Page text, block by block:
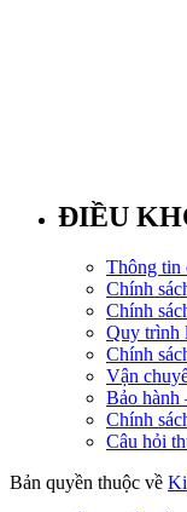
ĐIỀU
Thông tin
Chính
Chính
Quy trình
Chính
Vận
Bảo hành
Chính
Câu hỏi
Bản quyền thuộc về